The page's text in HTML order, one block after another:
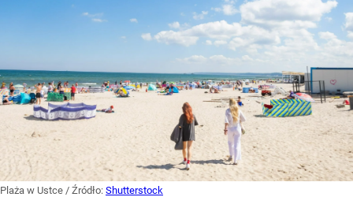
Plaża w Ustce / Źródło: Shutterstock